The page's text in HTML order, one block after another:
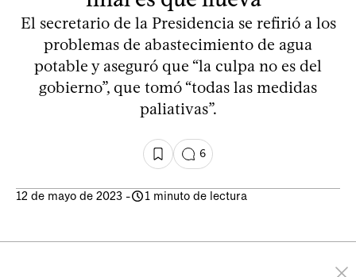
El secretario de la Presidencia se refirió a los
problemas de abastecimiento de agua
potable y aseguró que “la culpa no es del
gobierno”, que tomó “todas las medidas
paliativas”.
6
12 de mayo de 2023 - 1 minuto de lectura